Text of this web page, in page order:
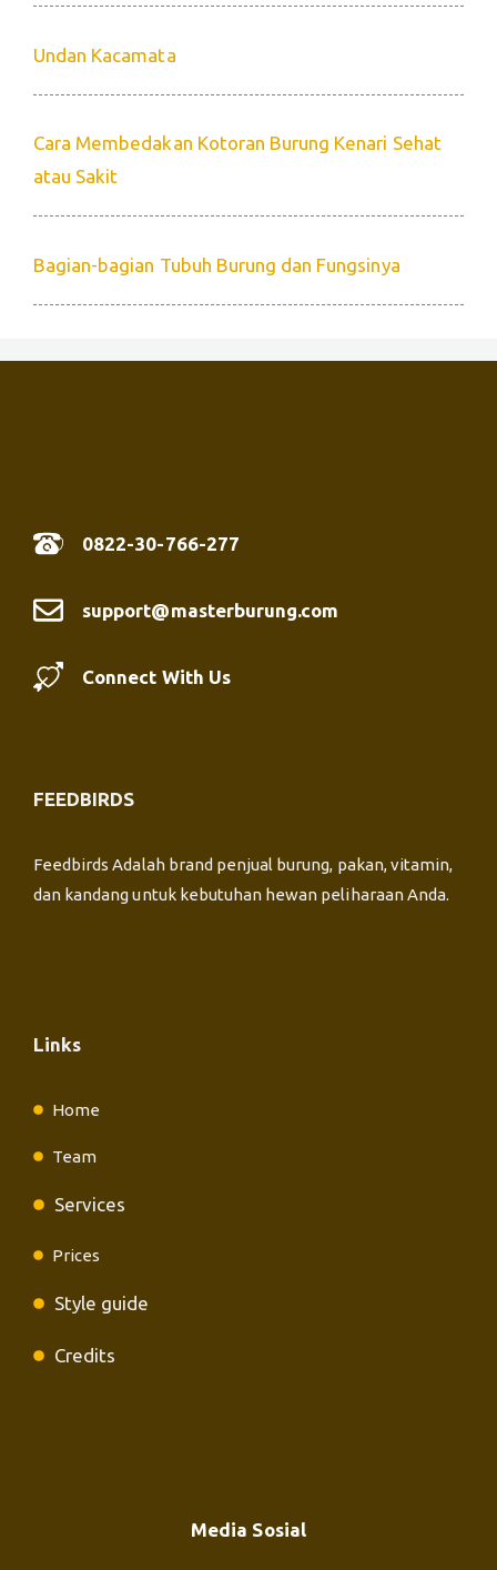
Undan Kacamata
Cara Membedakan Kotoran Burung Kenari Sehat
atau Sakit
Bagian-bagian Tubuh Burung dan Fungsinya
0822-30-766-277
support@masterburung.com
Connect With Us
FEEDBIRDS
Feedbirds Adalah brand penjual burung, pakan, vitamin,
dan kandang untuk kebutuhan hewan peliharaan Anda.
Links
Home
Team
Services
Prices
Style guide
Credits
Media Sosial